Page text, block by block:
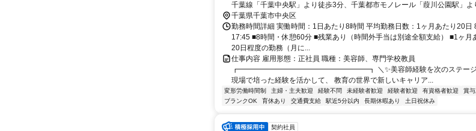
千葉線「千葉中央駅」より徒歩3分、千葉都市モノレール「葭川公園駅」よ
分
千葉県千葉市中央区
勤務時間詳細 実働時間：1日あたり8時間 平均勤務日数：1ヶ月あたり20日
17:45 ■8時間・休憩60分 ■残業あり（時間外手当は別途全額支給） ■1ヶ月
20日程度の勤務（月に...
仕事内容 雇用形態：正社員 職種：美容師、専門学校教員
┏━━━━━━━━━━━━━━━━━━┓ ＼✨美容師経験を次のステージ
現場で培った経験を活かして、 教育の世界で新しいキャリア...
変形労働時間制 主婦・主夫歓迎 経験不問 未経験者歓迎 経験者歓迎 有資格者歓迎
賞与
ブランクOK
育休あり 交通費支給 駅近5分以内 長期休暇あり 土日祝休み
契約社員